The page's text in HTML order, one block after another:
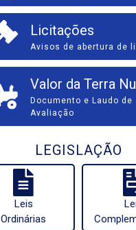
Licitações
Avisos de abertura de
Valor da Terra
Documento e Laudo de
Avaliação
LEGISLAÇÃO
Leis
Ordinárias